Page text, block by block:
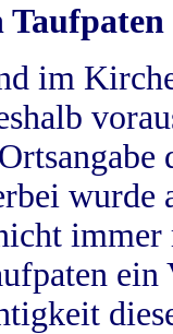
Taufpaten
im
wurde